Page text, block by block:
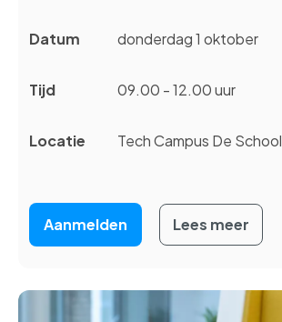
Datum donderdag 1 oktober
Tijd 09.00 - 12.00 uur
Locatie Tech Campus De School
Aanmelden Lees meer